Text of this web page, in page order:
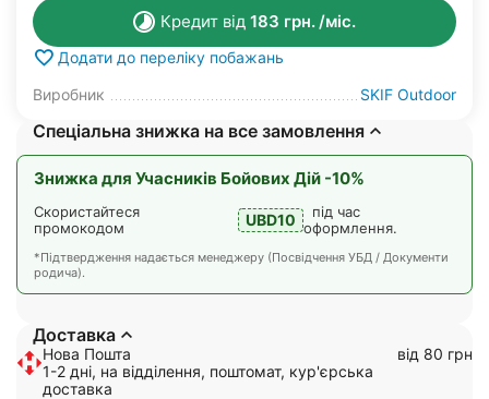
Кредит від 183 грн./міс.
Додати до переліку побажань
Виробник
SKIF Outdoor
Спеціальна знижка на все замовлення
Знижка для Учасників Бойових Дій -10%
Скористайтеся
промокодом
UBD10
під час
оформлення.
*Підтвердження надається менеджеру (Посвідчення УБД / Документи
родича).
Доставка
Нова Пошта
1-2 дні, на відділення, поштомат, кур'єрська
доставка
від 80 грн